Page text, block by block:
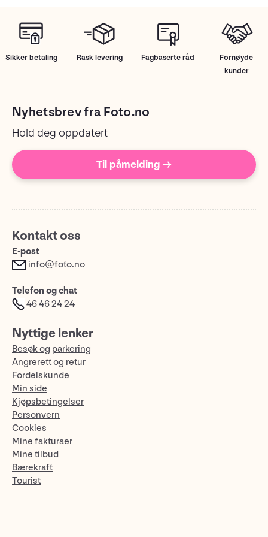
Sikker betaling Rask levering Fagbaserte råd
Fornøyde
kunder
Nyhetsbrev fra Foto.no
Hold deg oppdatert
Til påmelding →
Kontakt oss
E-post
info@foto.no
Telefon og chat
46 46 24 24
Nyttige lenker
Besøk og parkering
Angrerett og retur
Fordelskunde
Min side
Kjøpsbetingelser
Personvern
Cookies
Mine fakturaer
Mine tilbud
Bærekraft
Tourist